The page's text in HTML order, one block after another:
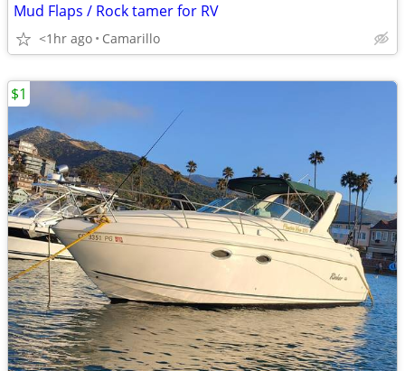
Mud Flaps / Rock tamer for RV
<1hr ago Camarillo
$1